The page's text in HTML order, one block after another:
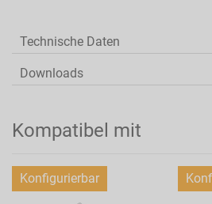
Technische Daten
Downloads
Kompatibel mit
Konfigurierbar